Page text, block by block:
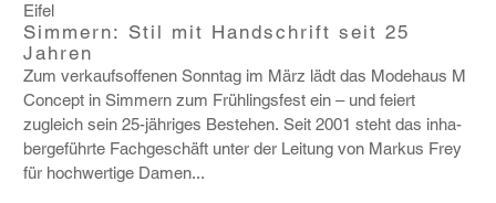
Eifel
Simmern: Stil mit Handschrift seit 25
Jahren
Zum verkaufs­of­fenen Sonntag im März lädt das Mode­haus M
Concept in Simmern zum Früh­lings­fest ein – und feiert
zugleich sein 25-jähriges Bestehen. Seit 2001 steht das inha­
ber­ge­führte Fach­ge­schäft unter der Leitung von Markus Frey
für hoch­wer­tige Damen...